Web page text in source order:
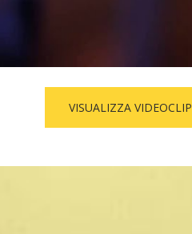
VISUALIZZA VIDEOCLIP